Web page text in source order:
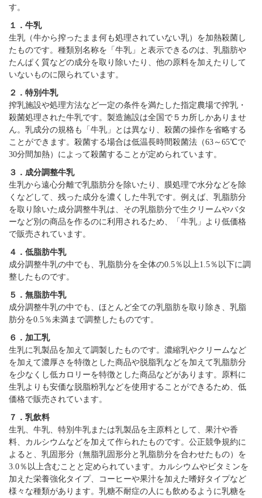
す。
１．牛乳
生乳（牛から搾ったまま何も処理されていない乳）を加熱殺菌し
たものです。種類別名称を「牛乳」と表示できるのは、乳脂肪や
たんぱく質などの成分を取り除いたり、他の原料を加えたりして
いないものに限られています。
２．特別牛乳
搾乳施設や処理方法など一定の条件を満たした指定農場で搾乳・
殺菌処理された牛乳です。製造施設は全国で５カ所しかありませ
ん。乳成分の規格も「牛乳」とは異なり、殺菌の操作を省略する
ことができます。殺菌する場合は低温長時間殺菌法（63～65℃で
30分間加熱）によって殺菌することが定められています。
３．成分調整牛乳
生乳から遠心分離で乳脂肪分を除いたり、膜処理で水分などを除
くなどして、残った成分を濃くした牛乳です。例えば、乳脂肪分
を取り除いた成分調整牛乳は、その乳脂肪分で生クリームやバタ
ーなど別の商品を作るのに利用されるため、「牛乳」より低価格
で販売されています。
４．低脂肪牛乳
成分調整牛乳の中でも、乳脂肪分を全体の0.5％以上1.5％以下に調
整したものです。
５．無脂肪牛乳
成分調整牛乳の中でも、ほとんど全ての乳脂肪を取り除き、乳脂
肪分を0.5％未満まで調整したものです。
６．加工乳
生乳に乳製品を加えて調製したものです。濃縮乳やクリームなど
を加えて濃厚さを特徴とした商品や脱脂乳などを加えて乳脂肪分
を少なくし低カロリーを特徴とした商品などがあります。原料に
生乳よりも安価な脱脂粉乳などを使用することができるため、低
価格で販売されています。
７．乳飲料
生乳、牛乳、特別牛乳または乳製品を主原料として、果汁や香
料、カルシウムなどを加えて作られたものです。公正競争規約に
よると、乳固形分（無脂乳固形分と乳脂肪分を合わせたもの）を
3.0％以上含むことと定められています。カルシウムやビタミンを
加えた栄養強化タイプ、コーヒーや果汁を加えた嗜好タイプなど
様々な種類があります。乳糖不耐症の人にも飲めるように乳糖を